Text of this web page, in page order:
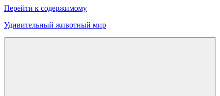
Перейти к содержимому
Удивительный животный мир